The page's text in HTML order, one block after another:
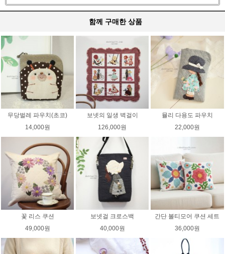
함께 구매한 상품
무당벌레 파우치(초코)
14,000원
보넷의 일생 벽걸이
126,000원
뮬리 다용도 파우치
22,000원
꽃 리스 쿠션
49,000원
보넷걸 크로스백
40,000원
간단 볼티모어 쿠션 세트
36,000원